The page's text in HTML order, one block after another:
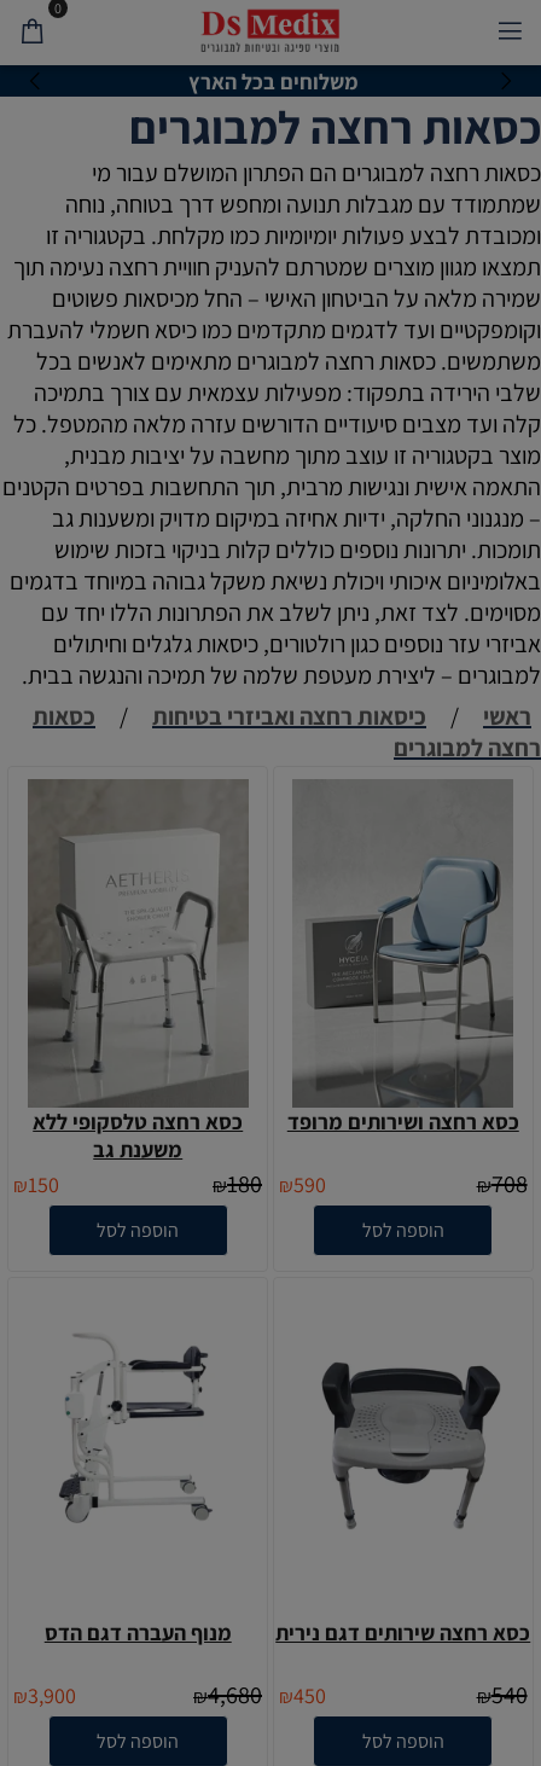
לייעוץ והזמנות חייגו *9934
0
כסאות רחצה למבוגרים
כסאות רחצה למבוגרים הם הפתרון המושלם עבור מי
שמתמודד עם מגבלות תנועה ומחפש דרך בטוחה, נוחה
ומכובדת לבצע פעולות יומיומיות כמו מקלחת. בקטגוריה זו
תמצאו מגוון מוצרים שמטרתם להעניק חוויית רחצה נעימה תוך
שמירה מלאה על הביטחון האישי – החל מכיסאות פשוטים
וקומפקטיים ועד לדגמים מתקדמים כמו כיסא חשמלי להעברת
משתמשים. כסאות רחצה למבוגרים מתאימים לאנשים בכל
שלבי הירידה בתפקוד: מפעילות עצמאית עם צורך בתמיכה
קלה ועד מצבים סיעודיים הדורשים עזרה מלאה מהמטפל. כל
מוצר בקטגוריה זו עוצב מתוך מחשבה על יציבות מבנית,
התאמה אישית ונגישות מרבית, תוך התחשבות בפרטים הקטנים
– מנגנוני החלקה, ידיות אחיזה במיקום מדויק ומשענות גב
תומכות. יתרונות נוספים כוללים קלות בניקוי בזכות שימוש
באלומיניום איכותי ויכולת נשיאת משקל גבוהה במיוחד בדגמים
מסוימים. לצד זאת, ניתן לשלב את הפתרונות הללו יחד עם
אביזרי עזר נוספים כגון רולטורים, כיסאות גלגלים וחיתולים
למבוגרים – ליצירת מעטפת שלמה של תמיכה והנגשה בבית.
ראשי
/ כיסאות רחצה ואביזרי בטיחות /
כסאות
רחצה למבוגרים
כסא רחצה ושירותים מרופד
₪708
₪590
הוספה לסל
כסא רחצה טלסקופי ללא
משענת גב
₪180
₪150
הוספה לסל
כסא רחצה שירותים דגם נירית
₪540
₪450
הוספה לסל
מנוף העברה דגם הדס
₪4,680
₪3,900
הוספה לסל